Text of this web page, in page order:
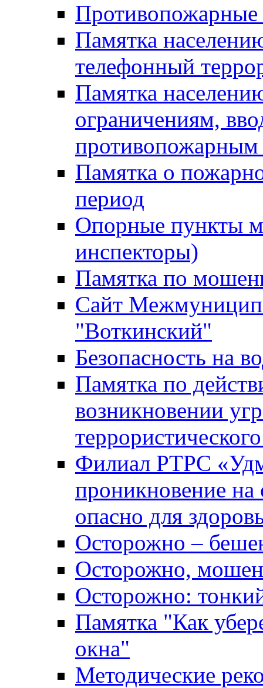
Противопожарные
Памятка
телефонный
Памятка
ограничениям,
Памятка о
период
Опорные пункты
инспекторы)
Памятка по
Сайт
"Воткинский"
Безопасность на
Памятка по
возникновении
Филиал РТРС
проникновение на
опасно для
Осторожно –
Осторожно,
Осторожно:
Памятка "Как
окна"
Методические